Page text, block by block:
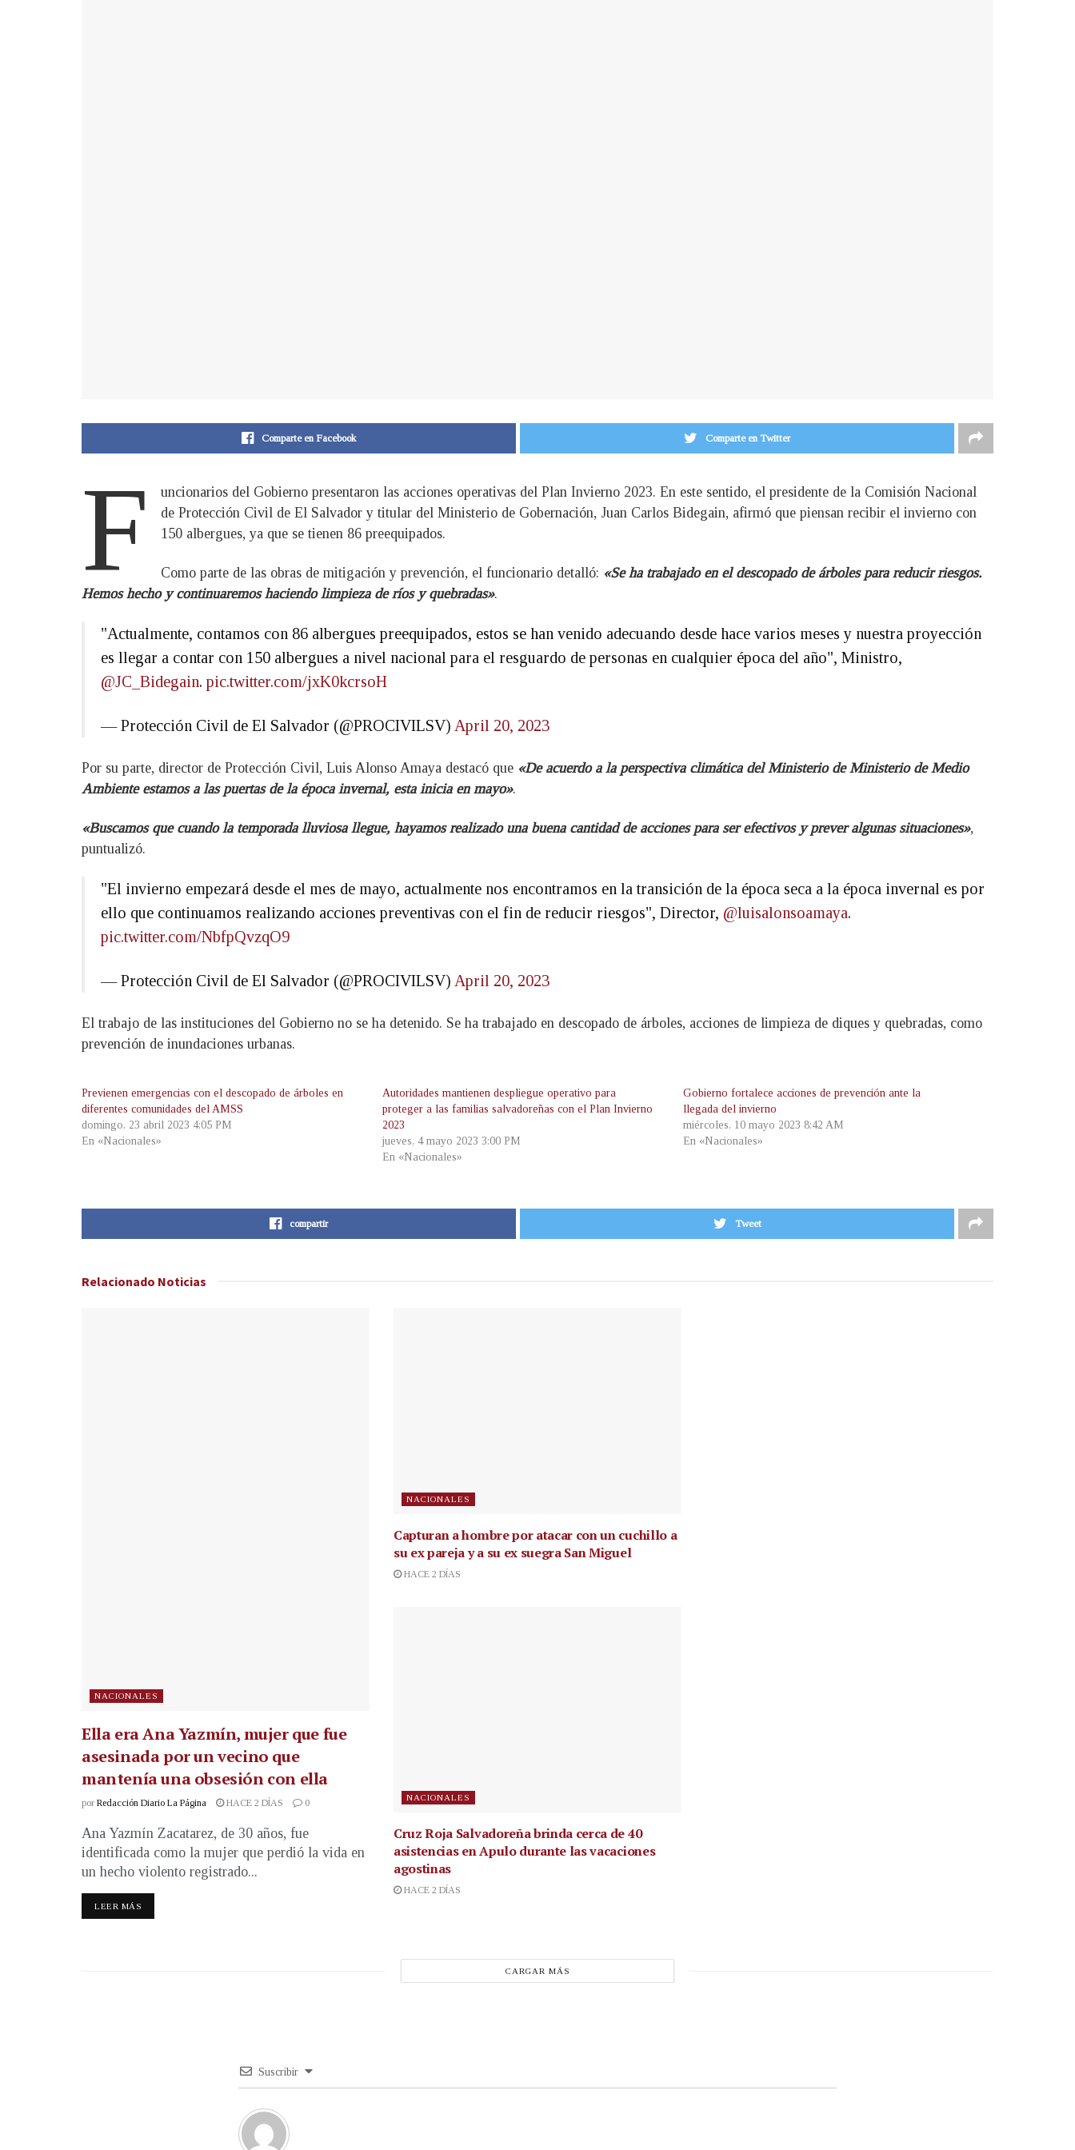
Comparte en Facebook Comparte en Twitter
F
uncionarios del Gobierno presentaron las acciones operativas del Plan Invierno 2023. En este sentido, el presidente de la Comisión Nacional
de Protección Civil de El Salvador y titular del Ministerio de Gobernación, Juan Carlos Bidegain, afirmó que piensan recibir el invierno con
150 albergues, ya que se tienen 86 preequipados.
Como parte de las obras de mitigación y prevención, el funcionario detalló: «Se ha trabajado en el descopado de árboles para reducir riesgos.
Hemos hecho y continuaremos haciendo limpieza de ríos y quebradas».
"Actualmente, contamos con 86 albergues preequipados, estos se han venido adecuando desde hace varios meses y nuestra proyección
es llegar a contar con 150 albergues a nivel nacional para el resguardo de personas en cualquier época del año", Ministro,
@JC_Bidegain. pic.twitter.com/jxK0kcrsoH
— Protección Civil de El Salvador (@PROCIVILSV) April 20, 2023
Por su parte, director de Protección Civil, Luis Alonso Amaya destacó que «De acuerdo a la perspectiva climática del Ministerio de Ministerio de Medio
Ambiente estamos a las puertas de la época invernal, esta inicia en mayo».
«Buscamos que cuando la temporada lluviosa llegue, hayamos realizado una buena cantidad de acciones para ser efectivos y prever algunas situaciones»,
puntualizó.
"El invierno empezará desde el mes de mayo, actualmente nos encontramos en la transición de la época seca a la época invernal es por
ello que continuamos realizando acciones preventivas con el fin de reducir riesgos", Director, @luisalonsoamaya.
pic.twitter.com/NbfpQvzqO9
— Protección Civil de El Salvador (@PROCIVILSV) April 20, 2023
El trabajo de las instituciones del Gobierno no se ha detenido. Se ha trabajado en descopado de árboles, acciones de limpieza de diques y quebradas, como
prevención de inundaciones urbanas.
Previenen emergencias con el descopado de árboles en
diferentes comunidades del AMSS
domingo, 23 abril 2023 4:05 PM
En «Nacionales»
Autoridades mantienen despliegue operativo para
proteger a las familias salvadoreñas con el Plan Invierno
2023
jueves, 4 mayo 2023 3:00 PM
En «Nacionales»
Gobierno fortalece acciones de prevención ante la
llegada del invierno
miércoles, 10 mayo 2023 8:42 AM
En «Nacionales»
compartir Tweet
Relacionado Noticias
NACIONALES
Ella era Ana Yazmín, mujer que fue
asesinada por un vecino que
mantenía una obsesión con ella
por Redacción Diario La Página HACE 2 DÍAS 0
Ana Yazmín Zacatarez, de 30 años, fue
identificada como la mujer que perdió la vida en
un hecho violento registrado...
LEER MÁS
NACIONALES
Capturan a hombre por atacar con un cuchillo a
su ex pareja y a su ex suegra San Miguel
HACE 2 DÍAS
NACIONALES
Cruz Roja Salvadoreña brinda cerca de 40
asistencias en Apulo durante las vacaciones
agostinas
HACE 2 DÍAS
CARGAR MÁS
Suscribir